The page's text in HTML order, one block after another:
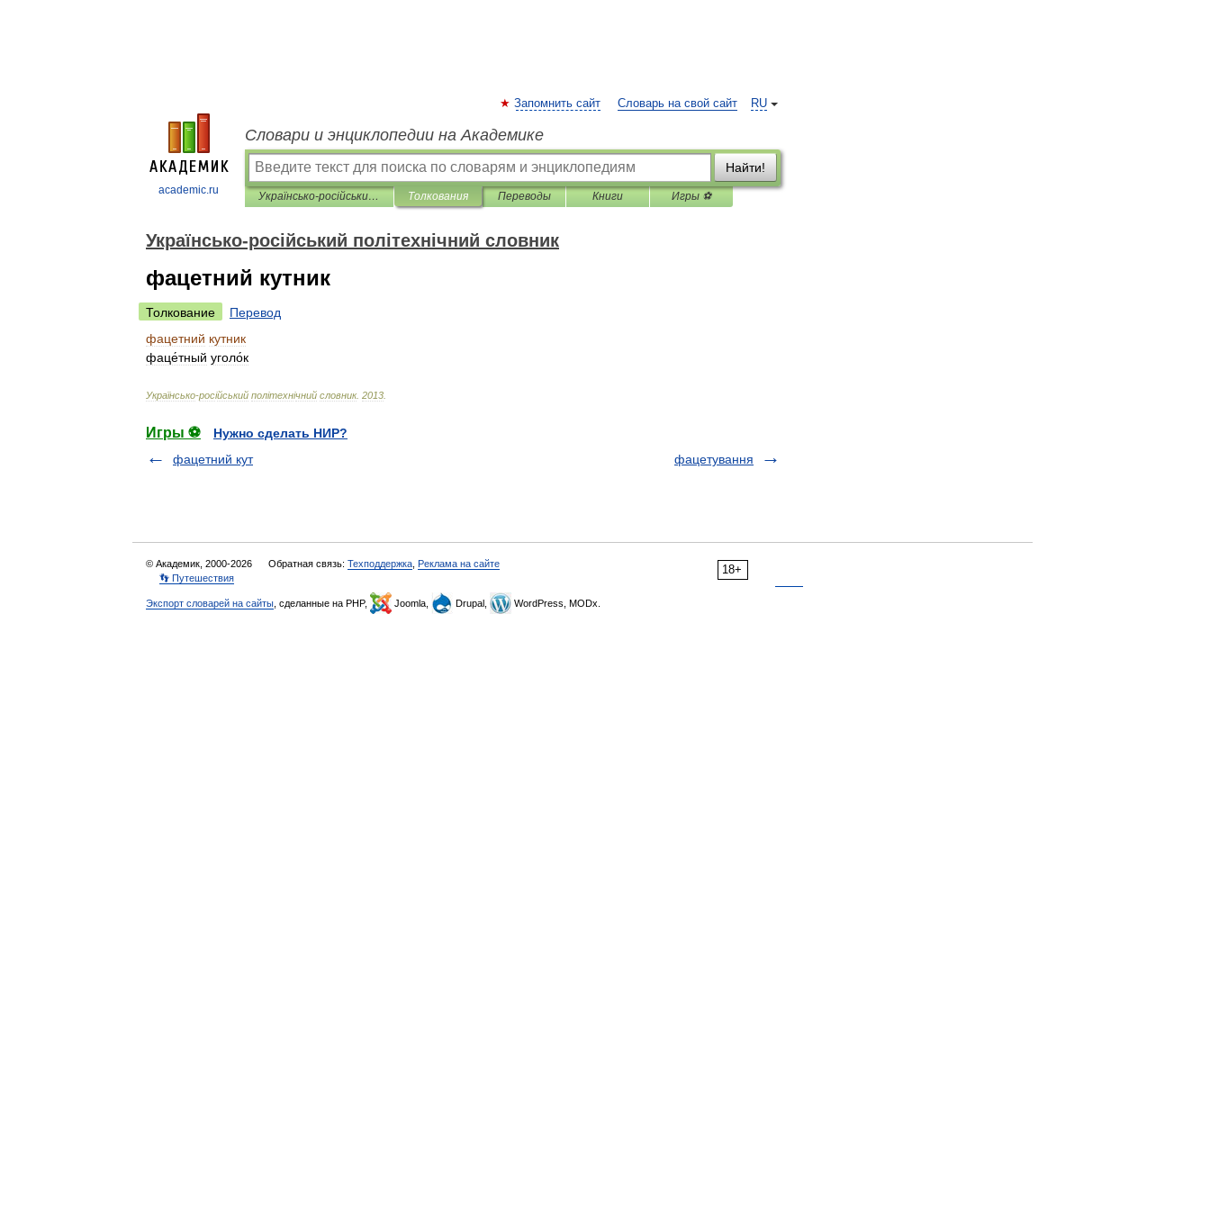
academic.ru
RU
Запомнить сайт Словарь на свой сайт
Словари и энциклопедии на Академике
Найти!
Українсько-російський політехнічний словник Толкования Переводы Книги Игры ⚽
Українсько-російський політехнічний словник
фацетний кутник
Толкование
Перевод
фацетний кутник
фаце́тный уголо́к
Українсько-російський політехнічний словник. 2013
Игры ⚽
Нужно сделать НИР?
фацетний кут
фацетування
18+
© Академик, 2000-2026 Обратная связь: Техподдержка Реклама на сайте
👣 Путешествия
Экспорт словарей на сайты , сделанные на PHP, Joomla, Drupal, WordPress, MODx.